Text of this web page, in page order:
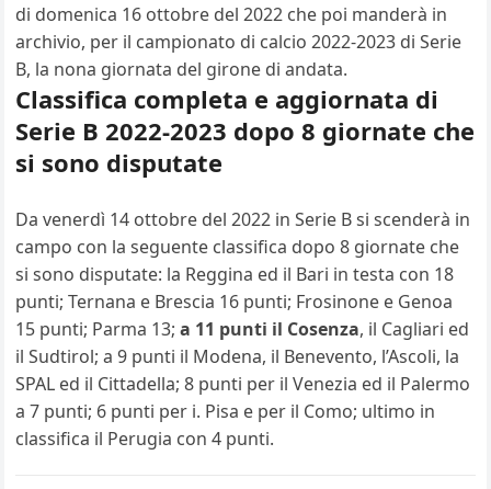
di domenica 16 ottobre del 2022 che poi manderà in
archivio, per il campionato di calcio 2022-2023 di Serie
B, la nona giornata del girone di andata.
Classifica completa e aggiornata di
Serie B 2022-2023 dopo 8 giornate che
si sono disputate
Da venerdì 14 ottobre del 2022 in Serie B si scenderà in
campo con la seguente classifica dopo 8 giornate che
si sono disputate: la Reggina ed il Bari in testa con 18
punti; Ternana e Brescia 16 punti; Frosinone e Genoa
15 punti; Parma 13;a 11 punti il Cosenza, il Cagliari ed
il Sudtirol; a 9 punti il Modena, il Benevento, l’Ascoli, la
SPAL ed il Cittadella; 8 punti per il Venezia ed il Palermo
a 7 punti; 6 punti per i. Pisa e per il Como; ultimo in
classifica il Perugia con 4 punti.